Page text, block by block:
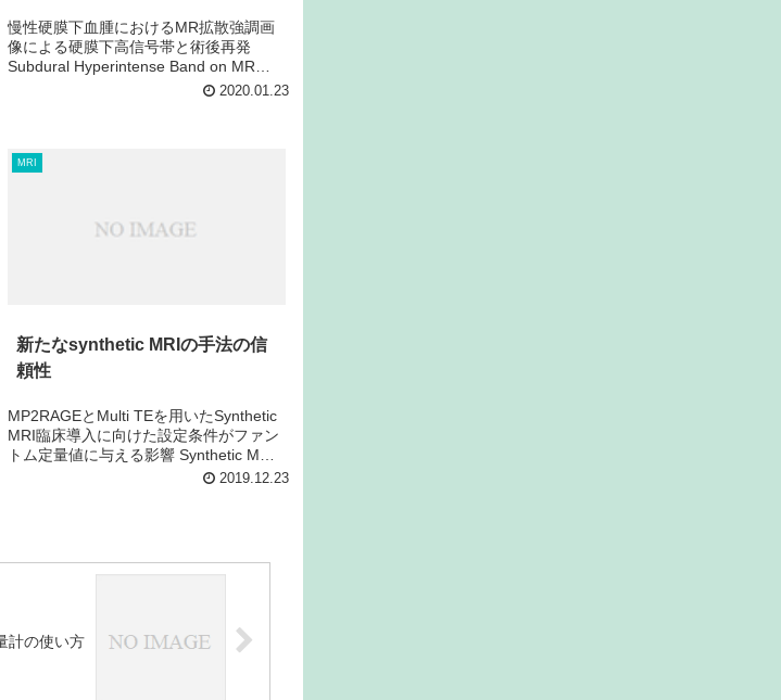
慢性硬膜下血腫におけるMR拡散強調画
像による硬膜下高信号帯と術後再発
Subdural Hyperintense Band on MR
Diffusion-weighted Imaging and2020.01.23
MRI
新たなsynthetic MRIの手法の信
頼性
MP2RAGEとMulti TEを用いたSynthetic
MRI臨床導入に向けた設定条件がファン
トム定量値に与える影響 Synthetic MR
Imaging using MP2RAGE and Multi-
2019.12.23
計の使い方